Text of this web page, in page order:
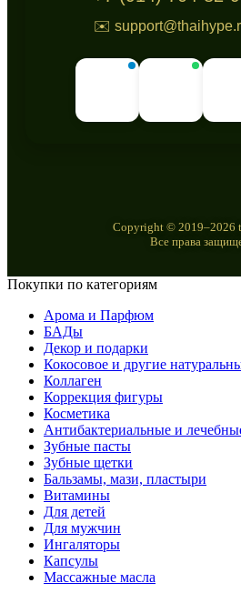
✉️
Copyright © 2019–2026
Все права
Покупки по категориям
Арома и Парфюм
БАДы
Декор и подарки
Кокосовое и другие
Коллаген
Коррекция фигуры
Косметика
Антибактериальные и
Зубные пасты
Зубные щетки
Бальзамы, мази, пластыри
Витамины
Для детей
Для мужчин
Ингаляторы
Капсулы
Массажные масла